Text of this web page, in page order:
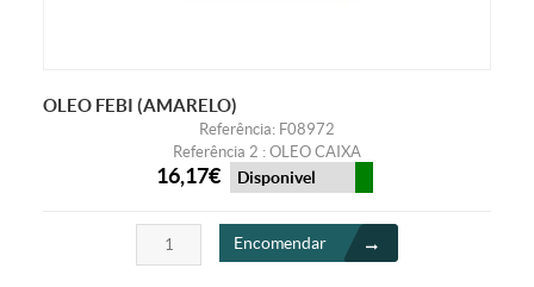
OLEO FEBI (AMARELO)
Referência: F08972
Referência 2 : OLEO CAIXA
16,17€ Disponivel
Encomendar